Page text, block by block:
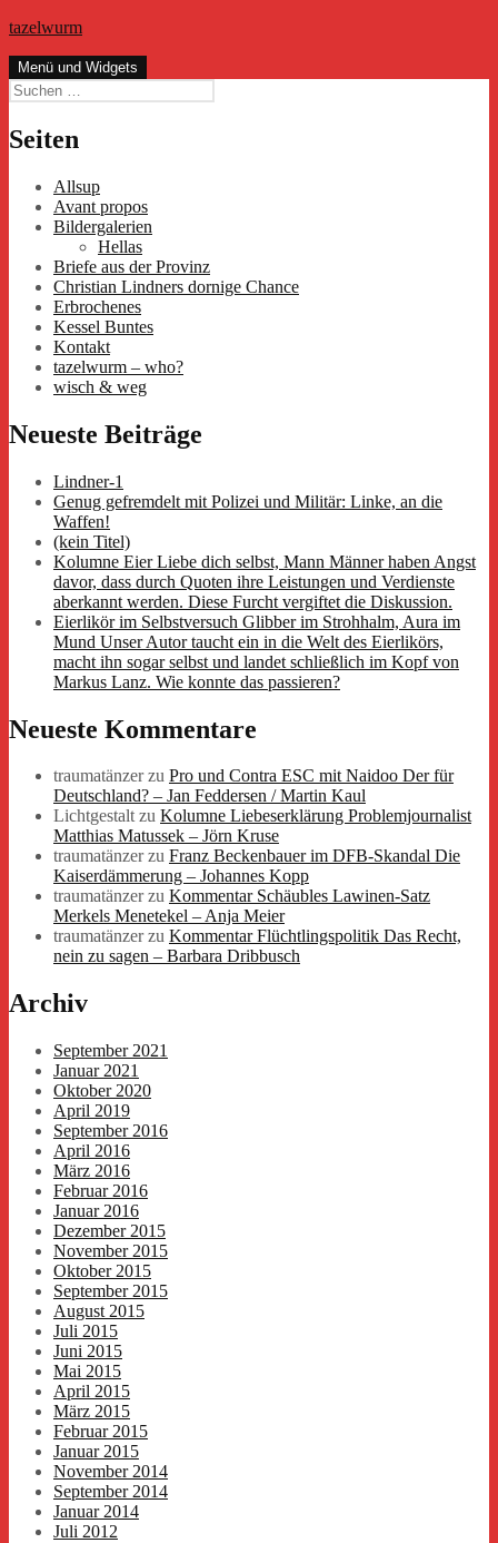
Zum
springen
tazelwurm
Menü und Widgets
Suchen
nach:
Seiten
Allsup
Avant propos
Bildergalerien
Hellas
Briefe aus der Provinz
Christian Lindners dornige Chance
Erbrochenes
Kessel Buntes
Kontakt
tazelwurm – who?
wisch & weg
Neueste Beiträge
Lindner-1
Genug gefremdelt mit Polizei und Militär: Linke, an die
Waffen!
(kein Titel)
Kolumne Eier Liebe dich selbst, Mann Männer haben Angst
davor, dass durch Quoten ihre Leistungen und Verdienste
aberkannt werden. Diese Furcht vergiftet die Diskussion.
Eierlikör im Selbstversuch Glibber im Strohhalm, Aura im
Mund Unser Autor taucht ein in die Welt des Eierlikörs,
macht ihn sogar selbst und landet schließlich im Kopf von
Markus Lanz. Wie konnte das passieren?
Neueste Kommentare
traumatänzerzu Pro und Contra ESC mit Naidoo Der für
Deutschland? – Jan Feddersen / Martin Kaul
Lichtgestaltzu Kolumne Liebeserklärung Problemjournalist
Matthias Matussek – Jörn Kruse
traumatänzerzu Franz Beckenbauer im DFB-Skandal Die
Kaiserdämmerung – Johannes Kopp
traumatänzerzu Kommentar Schäubles Lawinen-Satz
Merkels Menetekel – Anja Meier
traumatänzerzu Kommentar Flüchtlingspolitik Das Recht,
nein zu sagen – Barbara Dribbusch
Archiv
September 2021
Januar 2021
Oktober 2020
April 2019
September 2016
April 2016
März 2016
Februar 2016
Januar 2016
Dezember 2015
November 2015
Oktober 2015
September 2015
August 2015
Juli 2015
Juni 2015
Mai 2015
April 2015
März 2015
Februar 2015
Januar 2015
November 2014
September 2014
Januar 2014
Juli 2012